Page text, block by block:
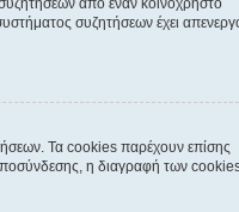
συζητήσεων έχει
Τα cookies παρέχουν επίσης
η διαγραφή των